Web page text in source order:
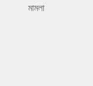
মামলা